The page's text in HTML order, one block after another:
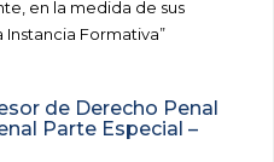
en la medida de sus
Formativa”
de Derecho Penal
Parte Especial –